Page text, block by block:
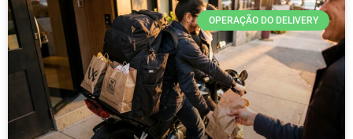
OPERAÇÃO DO DELIVERY